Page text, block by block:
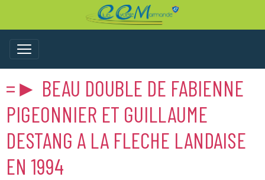
=► BEAU DOUBLE DE FABIENNE
PIGEONNIER ET GUILLAUME
DESTANG A LA FLECHE LANDAISE
EN 1994